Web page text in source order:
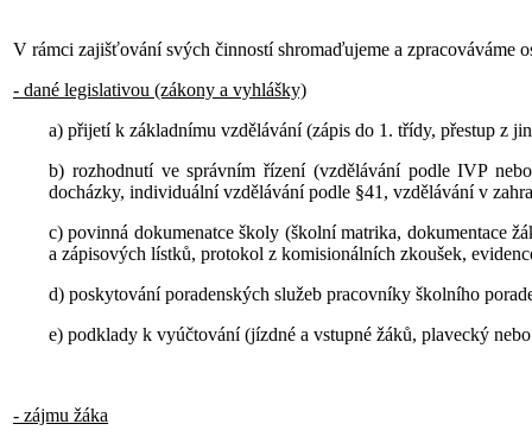
V rámci zajišťování svých činností shromaďujeme a zpracováváme
- dané legislativou (zákony a vyhlášky)
a) přijetí k základnímu vzdělávání (zápis do 1. třídy, přestup z
b) rozhodnutí ve správním řízení (vzdělávání podle IVP
docházky, individuální vzdělávání podle §41, vzdělávání v
c) povinná dokumenatce školy (školní matrika, dokumentace
a zápisových lístků, protokol z komisionálních zkoušek,
d) poskytování poradenských služeb pracovníky školního
e) podklady k vyúčtování (jízdné a vstupné žáků, plavecký
- zájmu žáka